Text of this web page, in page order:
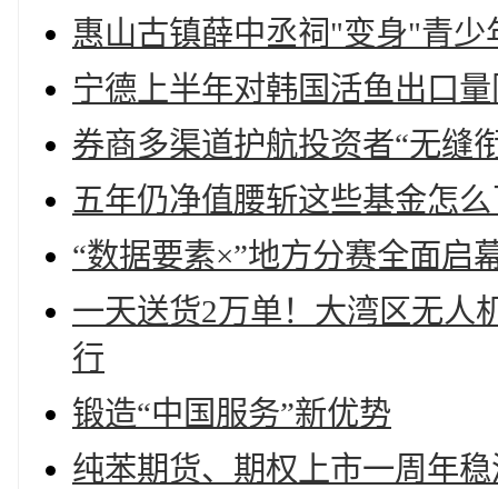
惠山古镇薛中丞祠"变身"青少
宁德上半年对韩国活鱼出口
券商多渠道护航投资者“无缝
五年仍净值腰斩这些基金怎
“数据要素×”地方分赛全面启
一天送货2万单！大湾区无人
行
锻造“中国服务”新优势
纯苯期货、期权上市一周年